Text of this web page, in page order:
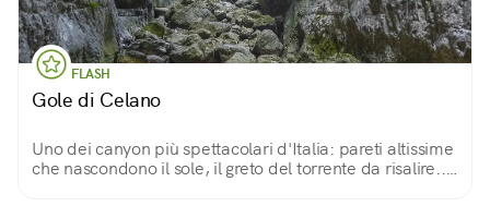
FLASH
Gole di Celano
Uno dei canyon più spettacolari d'Italia: pareti altissime
che nascondono il sole, il greto del torrente da risalire...